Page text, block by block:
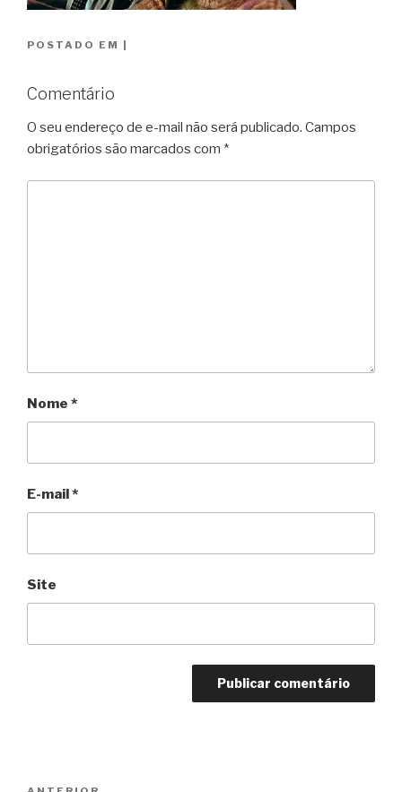
POSTADO EM |
Comentário
O seu endereço de e-mail não será publicado. Campos
obrigatórios são marcados com *
Nome *
E-mail*
Site